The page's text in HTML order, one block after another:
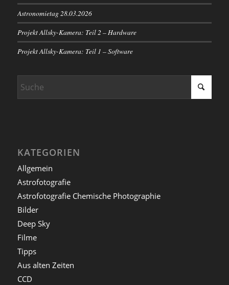
Astronomietag 28.03.2026
Projekt Allsky-Kamera: Teil 2 – Hardware
Projekt Allsky-Kamera: Teil 1 – Software
KATEGORIEN
Allgemein
Astrofotografie
Astrofotografie Chemische Photographie
Bilder
Deep Sky
Filme
Tipps
Aus alten Zeiten
CCD